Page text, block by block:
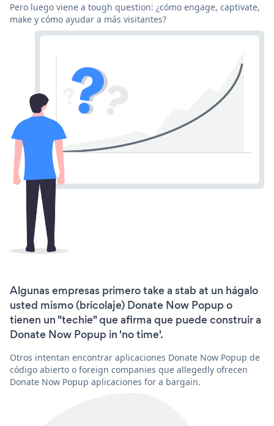
Pero luego viene a tough question: ¿cómo engage, captivate,
make y cómo ayudar a más visitantes?
Algunas empresas primero take a stab at un hágalo
usted mismo (bricolaje) Donate Now Popup o
tienen un "techie" que afirma que puede construir a
Donate Now Popup in 'no time'.
Otros intentan encontrar aplicaciones Donate Now Popup de
código abierto o foreign companies que allegedly ofrecen
Donate Now Popup aplicaciones for a bargain.